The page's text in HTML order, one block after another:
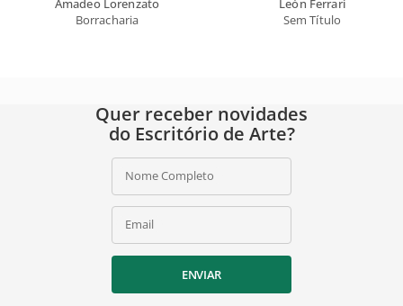
Amadeo Lorenzato
Borracharia
León Ferrari
Sem Título
Quer receber novidades
do Escritório de Arte?
Nome Completo
Email
ENVIAR